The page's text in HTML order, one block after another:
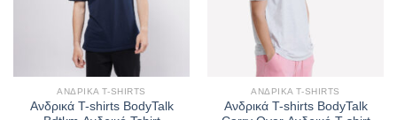
ΑΝΔΡΙΚΆ T-SHIRTS
Ανδρικά T-shirts BodyTalk
ΑΝΔΡΙΚΆ T-SHIRTS
Ανδρικά T-shirts BodyTalk